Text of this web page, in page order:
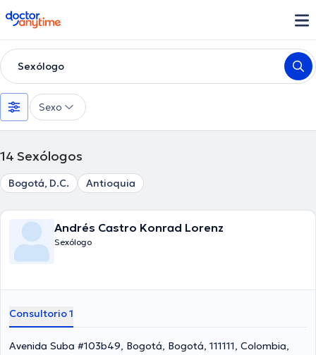
doctoranytime
Sexólogo
Sexo
14 Sexólogos
Bogotá, D.C. Antioquia
Andrés Castro Konrad Lorenz
Sexólogo
Consultorio 1
Avenida Suba #103b49, Bogotá, Bogotá, 111111, Colombia,